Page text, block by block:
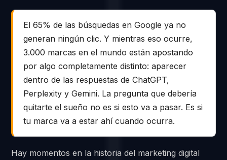
El 65% de las búsquedas en Google ya no
generan ningún clic. Y mientras eso ocurre,
3.000 marcas en el mundo están apostando
por algo completamente distinto: aparecer
dentro de las respuestas de ChatGPT,
Perplexity y Gemini. La pregunta que debería
quitarte el sueño no es si esto va a pasar. Es si
tu marca va a estar ahí cuando ocurra.
Hay momentos en la historia del marketing digital